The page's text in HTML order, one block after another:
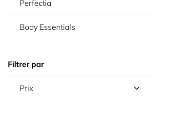
Perfectia
Body Essentials
Filtrer par
Prix